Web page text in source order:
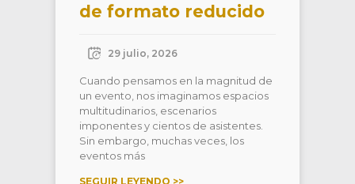
de formato reducido
29 julio, 2026
Cuando pensamos en la magnitud de
un evento, nos imaginamos espacios
multitudinarios, escenarios
imponentes y cientos de asistentes.
Sin embargo, muchas veces, los
eventos más
SEGUIR LEYENDO >>